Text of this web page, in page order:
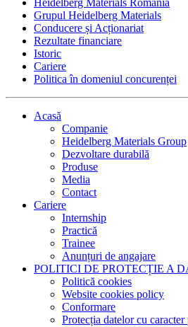
Heidelberg Materials România
Grupul Heidelberg Materials
Conducere și Acționariat
Rezultate financiare
Istoric
Cariere
Politica în domeniul concurenței
Acasă
Companie
Heidelberg Materials Group
Dezvoltare durabilă
Produse
Media
Contact
Cariere
Internship
Practică
Trainee
Anunțuri de angajare
POLITICI DE PROTECȚIE A
Politică cookies
Website cookies policy
Conformare
Protecția datelor cu caracter